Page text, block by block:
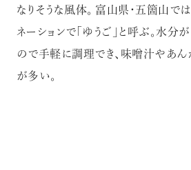
なりそうな風体。 富山県・五箇山で
ネーションで「ゆうご」と呼ぶ。水分
ので手軽に調理でき、味噌汁やあん
が多い。